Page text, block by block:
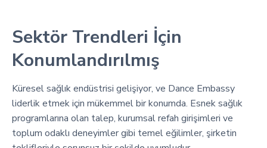
Sektör Trendleri İçin
Konumlandırılmış
Küresel sağlık endüstrisi gelişiyor, ve Dance Embassy
liderlik etmek için mükemmel bir konumda. Esnek sağlık
programlarına olan talep, kurumsal refah girişimleri ve
toplum odaklı deneyimler gibi temel eğilimler, şirketin